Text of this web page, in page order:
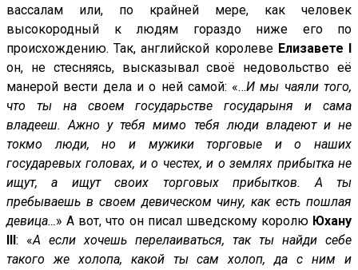
вассалам или, по крайней мере, как человек
высокородный к людям гораздо ниже его по
происхождению. Так, английской королеве Елизавете
он, не стесняясь, высказывал своё недовольство её
манерой вести дела и о ней самой: «…И мы чаяли того,
что ты на своем государьстве государыня и сама
владееш. Ажно у тебя мимо тебя люди владеют и не
токмо люди, но и мужики торговые и о наших
государевых головах, и о честех, и о землях прибытка не
ищут, а ищут своих торговых прибытков. А ты
пребываешь в своем девическом чину, как есть пошлая
девица…» А вот, что он писал шведскому королю Юхану
: «А если хочешь перелаиваться, так ты найди себе
такого же холопа, какой ты сам холоп, да с ним и